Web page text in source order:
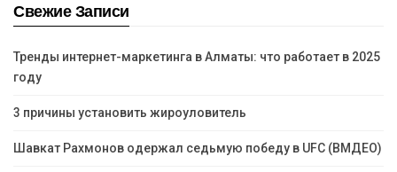
Свежие Записи
Тренды интернет-маркетинга в Алматы: что работает в 2025
году
3 причины установить жироуловитель
Шавкат Рахмонов одержал седьмую победу в UFC (ВМДЕО)